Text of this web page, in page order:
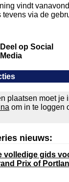
vindt
tevens via de
Deel op Social
Media
plaatsen moet je
om in te loggen
nieuws:
volledige gids
Prix of